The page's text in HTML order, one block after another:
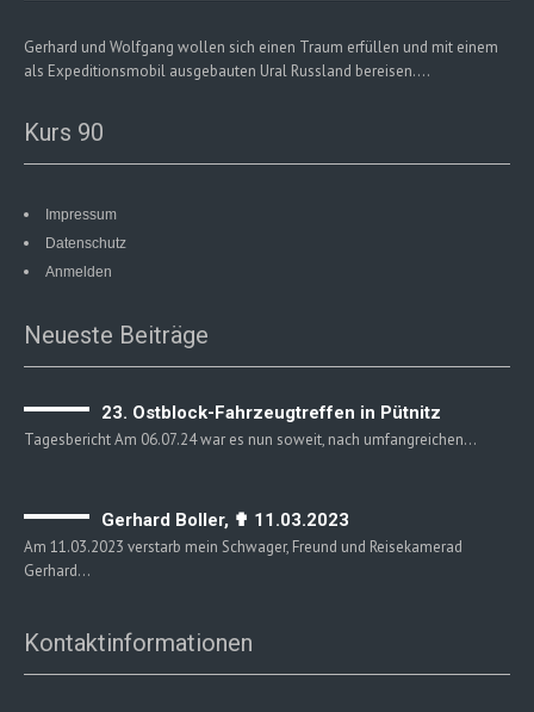
Gerhard und Wolfgang wollen sich einen Traum erfüllen und mit einem
als Expeditionsmobil ausgebauten Ural Russland bereisen....
Kurs 90
Impressum
Datenschutz
Anmelden
Neueste Beiträge
23. Ostblock-Fahrzeugtreffen in Pütnitz
Tagesbericht Am 06.07.24 war es nun soweit, nach umfangreichen…
Gerhard Boller, ✟ 11.03.2023
Am 11.03.2023 verstarb mein Schwager, Freund und Reisekamerad
Gerhard…
Kontaktinformationen